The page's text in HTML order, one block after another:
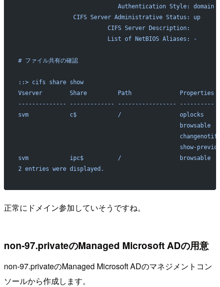
                             Authentication Style: domain
                CIFS Server Administrative Status: up
                          CIFS Server Description:
                          List of NetBIOS Aliases: -
# ファイル共有の確認
::> cifs share show
Vserver        Share         Path              Properties
-------------- ------------- ----------------- ----------
svm            c$            /                 oplocks    -
                                               browsable
show-
svm            ipc$          /                 browsable
2 entries were displayed.
正常にドメイン参加していそうですね。
non-97.privateのManaged Microsoft ADの用意
non-97.privateのManaged Microsoft ADのマネジメントコン
ソールから作成します。